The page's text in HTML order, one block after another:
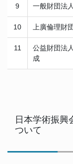
9 一般財団法
10 上廣倫理財
11
公益財団法
成
日本学術振興
ついて